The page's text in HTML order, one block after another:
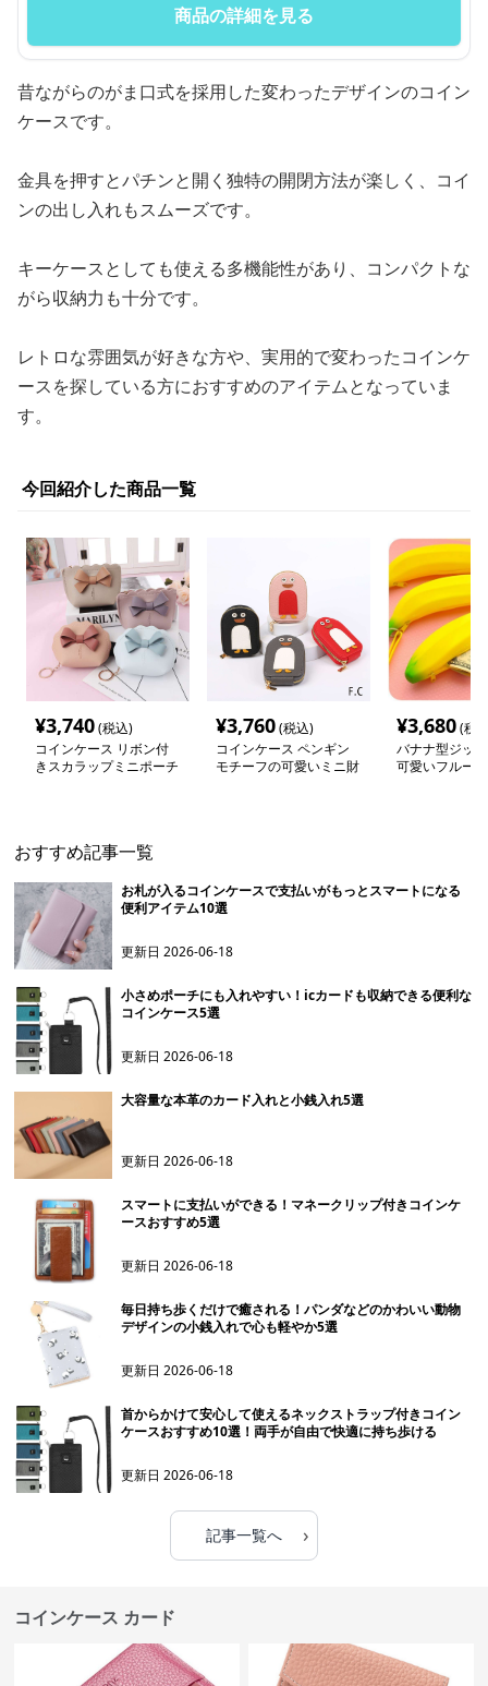
商品の詳細を見る
昔ながらのがま口式を採用した変わったデザインのコイン
ケースです。
金具を押すとパチンと開く独特の開閉方法が楽しく、コイ
ンの出し入れもスムーズです。
キーケースとしても使える多機能性があり、コンパクトな
がら収納力も十分です。
レトロな雰囲気が好きな方や、実用的で変わったコインケ
ースを探している方におすすめのアイテムとなっていま
す。
今回紹介した商品一覧
¥3,740(税込)
コインケース リボン付
きスカラップミニポーチ
¥3,760(税込)
コインケース ペンギン
モチーフの可愛いミニ財
¥3,680(税
バナナ型ジッ
可愛いフルー
おすすめ記事一覧
お札が入るコインケースで支払いがもっとスマートになる
便利アイテム10選
更新日2026-06-18
小さめポーチにも入れやすい！icカードも収納できる便利な
コインケース5選
更新日2026-06-18
大容量な本革のカード入れと小銭入れ5選
更新日2026-06-18
スマートに支払いができる！マネークリップ付きコインケ
ースおすすめ5選
更新日2026-06-18
毎日持ち歩くだけで癒される！パンダなどのかわいい動物
デザインの小銭入れで心も軽やか5選
更新日2026-06-18
首からかけて安心して使えるネックストラップ付きコイン
ケースおすすめ10選！両手が自由で快適に持ち歩ける
更新日2026-06-18
記事一覧へ ›
コインケース カード